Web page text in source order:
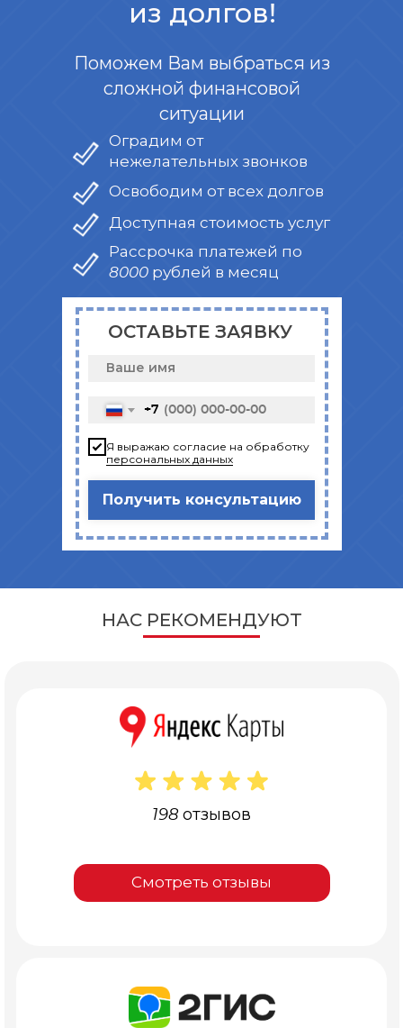
из долгов!
Поможем Вам выбраться из
сложной финансовой
ситуации
Оградим от
нежелательных звонков
Доступная стоимость услуг
Освободим от всех долгов
Рассрочка платежей по
8000 рублей в месяц
+7
Я выражаю согласие на обработку
персональных данных
Получить консультацию
ОСТАВЬТЕ ЗАЯВКУ
НАС РЕКОМЕНДУЮТ
198 отзывов
Смотреть отзывы